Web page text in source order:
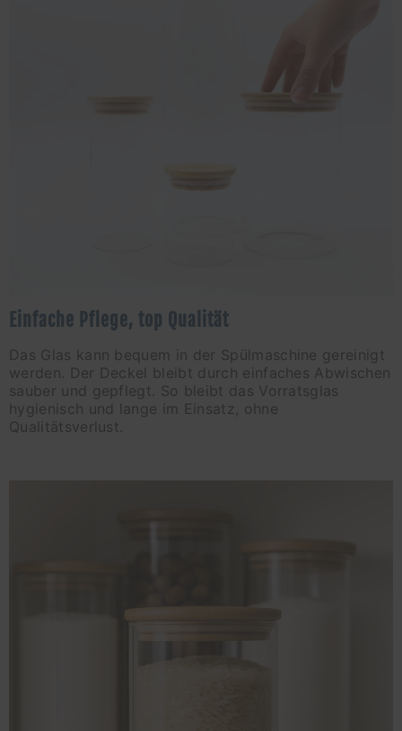
Einfache Pflege, top Qualität
Das Glas kann bequem in der Spülmaschine gereinigt
werden. Der Deckel bleibt durch einfaches Abwischen
sauber und gepflegt. So bleibt das Vorratsglas
hygienisch und lange im Einsatz, ohne
Qualitätsverlust.